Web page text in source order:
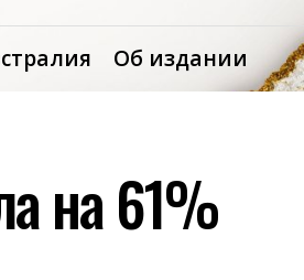
Об издании
на 61%